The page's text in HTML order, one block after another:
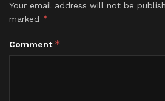
Your email address will not be
marked *
Comment *